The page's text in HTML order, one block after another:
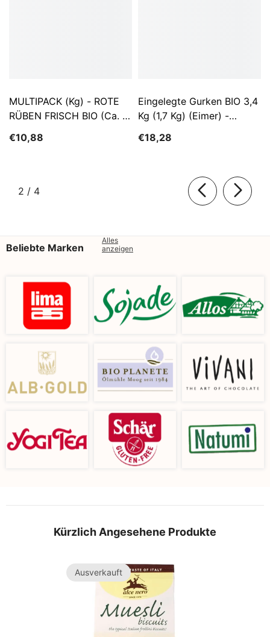
MULTIPACK (kg) - ROTE
RÜBEN FRISCH BIO (ca. 5
€10,88
Eingelegte Gurken BIO 3,4
Kg (1,7 Kg) (Eimer) -
€18,28
2 / von
4
Beliebte Marken
Alles
anzeigen
Kürzlich Angesehene Produkte
Ausverkauft